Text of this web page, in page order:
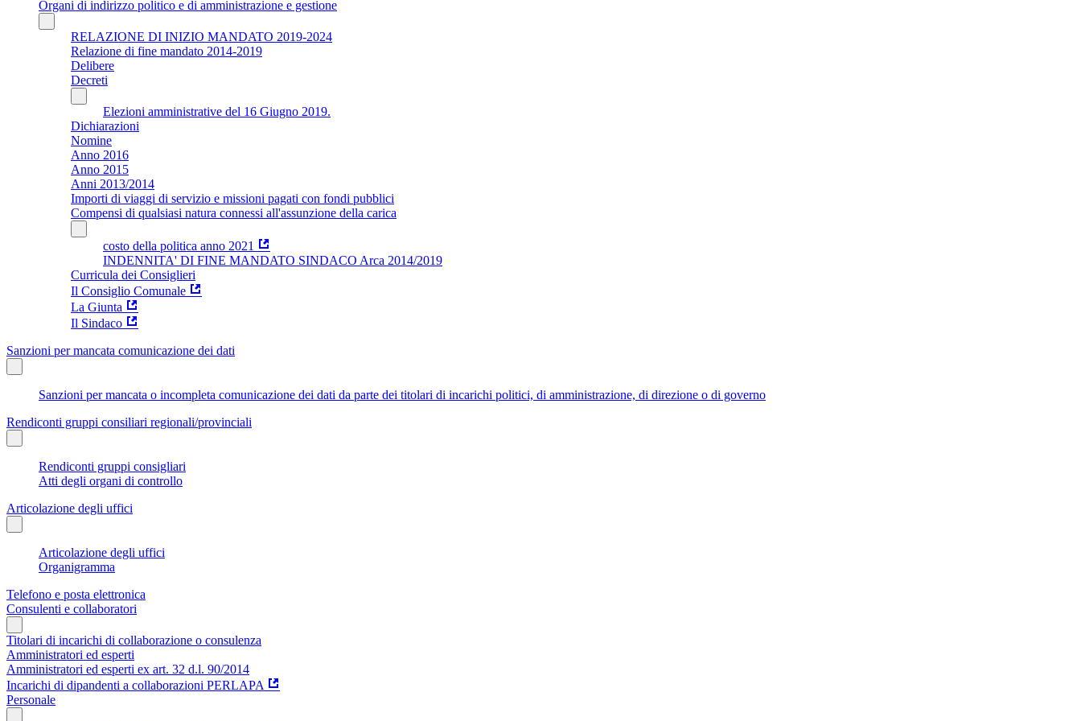
Organi di indirizzo politico e di amministrazione e gestione
RELAZIONE DI INIZIO MANDATO 2019-2024
Relazione di fine mandato 2014-2019
Delibere
Decreti
Elezioni amministrative del 16 Giugno 2019.
Dichiarazioni
Nomine
Anno 2016
Anno 2015
Anni 2013/2014
Importi di viaggi di servizio e missioni pagati con fondi pubblici
Compensi di qualsiasi natura connessi all'assunzione della carica
costo della politica anno 2021
INDENNITA' DI FINE MANDATO SINDACO Arca 2014/2019
Curricula dei Consiglieri
Il Consiglio Comunale
La Giunta
Il Sindaco
Sanzioni per mancata comunicazione dei dati
Sanzioni per mancata o incompleta comunicazione dei dati da parte dei titolari di incarichi politici, di amministrazione, di direzione o di governo
Rendiconti gruppi consiliari regionali/provinciali
Rendiconti gruppi consigliari
Atti degli organi di controllo
Articolazione degli uffici
Articolazione degli uffici
Organigramma
Telefono e posta elettronica
Consulenti e collaboratori
Titolari di incarichi di collaborazione o consulenza
Amministratori ed esperti
Amministratori ed esperti ex art. 32 d.l. 90/2014
Incarichi di dipandenti a collaborazioni PERLAPA
Personale